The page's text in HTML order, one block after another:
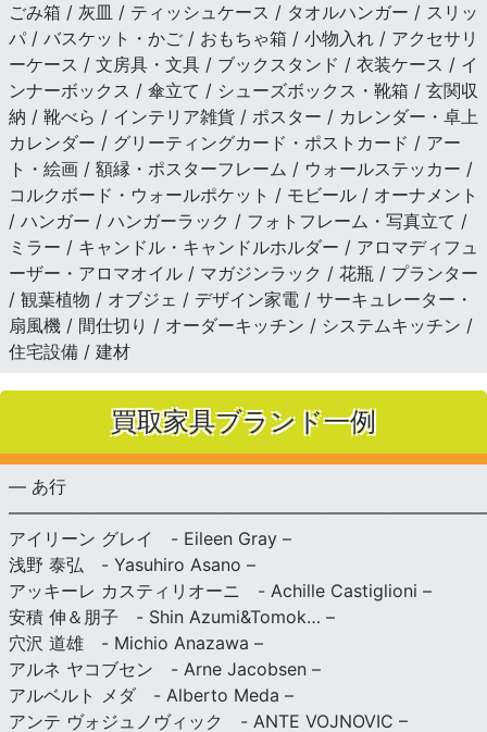
ごみ箱 / 灰皿 / ティッシュケース / タオルハンガー / スリッ
パ / バスケット・かご / おもちゃ箱 / 小物入れ / アクセサリ
ーケース / 文房具・文具 / ブックスタンド / 衣装ケース / イ
ンナーボックス / 傘立て / シューズボックス・靴箱 / 玄関収
納 / 靴べら / インテリア雑貨 / ポスター / カレンダー・卓上
カレンダー / グリーティングカード・ポストカード / アー
ト・絵画 / 額縁・ポスターフレーム / ウォールステッカー /
コルクボード・ウォールポケット / モビール / オーナメント
/ ハンガー / ハンガーラック / フォトフレーム・写真立て /
ミラー / キャンドル・キャンドルホルダー / アロマディフュ
ーザー・アロマオイル / マガジンラック / 花瓶 / プランター
/ 観葉植物 / オブジェ / デザイン家電 / サーキュレーター・
扇風機 / 間仕切り / オーダーキッチン / システムキッチン /
住宅設備 / 建材
買取家具ブランド一例
— あ行
アイリーン グレイ - Eileen Gray –
浅野 泰弘 - Yasuhiro Asano –
アッキーレ カスティリオーニ - Achille Castiglioni –
安積 伸＆朋子 - Shin Azumi&Tomok… –
穴沢 道雄 - Michio Anazawa –
アルネ ヤコブセン - Arne Jacobsen –
アルベルト メダ - Alberto Meda –
アンテ ヴォジュノヴィック - ANTE VOJNOVIC –